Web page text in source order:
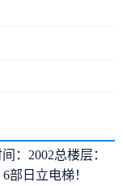
：2002总楼层：
部日立电梯！